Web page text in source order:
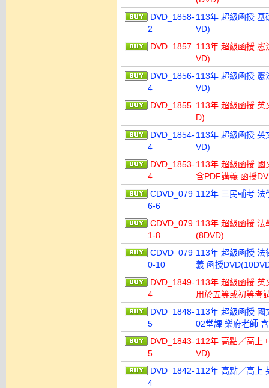
DVD_1858-
2
113年 超級函授 基
VD)
DVD_1857 113年 超級函授 憲
VD)
DVD_1856-
4
113年 超級函授 憲
VD)
DVD_1855 113年 超級函授 英
D)
DVD_1854-
4
113年 超級函授 英
VD)
DVD_1853-
4
113年 超級函授 國
含PDF講義 函授
CDVD_079
6-6
112年 三民輔考 法
CDVD_079
1-8
113年 超級函授 法
(8DVD)
CDVD_079
0-10
113年 超級函授 法
義 函授
DVD_1849-
4
113年 超級函授 英
用於五等或初等考
DVD_1848-
5
113年 超級函授 國
02堂課 樂府老師
DVD_1843-
5
112年 高點／高上
VD)
DVD_1842-
4
112年 高點／高上